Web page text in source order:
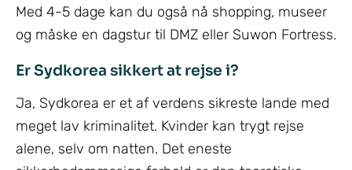
Med 4-5 dage kan du også nå shopping, museer
og måske en dagstur til DMZ eller Suwon Fortress.
Er Sydkorea sikkert at rejse i?
Ja, Sydkorea er et af verdens sikreste lande med
meget lav kriminalitet. Kvinder kan trygt rejse
alene, selv om natten. Det eneste